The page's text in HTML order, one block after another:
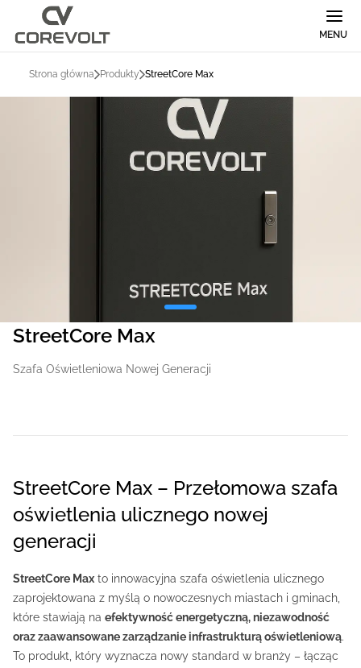
MENU
Strona główna Produkty StreetCore Max
StreetCore Max
Szafa Oświetleniowa Nowej Generacji
StreetCore Max – Przełomowa szafa
oświetlenia ulicznego nowej
generacji
StreetCore Max to innowacyjna szafa oświetlenia ulicznego
zaprojektowana z myślą o nowoczesnych miastach i gminach,
które stawiają na efektywność energetyczną, niezawodność
oraz zaawansowane zarządzanie infrastrukturą oświetleniową.
To produkt, który wyznacza nowy standard w branży – łącząc